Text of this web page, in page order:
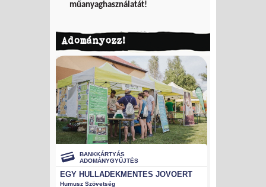
műanyaghasználatát!
Adományozz!